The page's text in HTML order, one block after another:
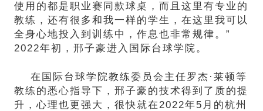
使用的都是职业赛同款球桌，而且这里有专业的
教练，还有很多和我一样的学生，在这里我可以
全身心地投入到训练中，作息也非常规律。”
2022年初，邢子豪进入国际台球学院。
在国际台球学院教练委员会主任罗杰·莱顿等
教练的悉心指导下，邢子豪的技术得到了质的提
升，心理也更强大，很快就在2022年5月的杭州